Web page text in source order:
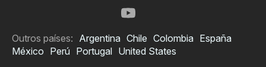
Outros países: Argentina Chile Colombia España
México Perú Portugal United States